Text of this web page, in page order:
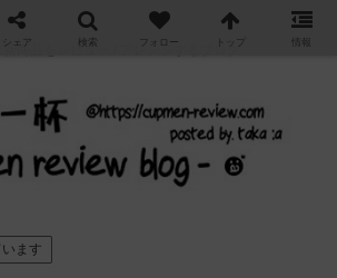
商品をレビュー / アレンジするブログ
ます
シェア 検索 フォロー トップ 情報